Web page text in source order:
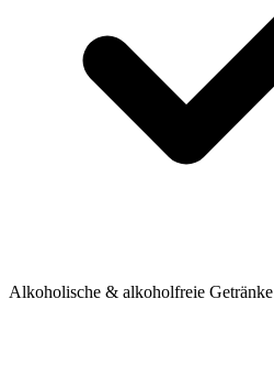
Alkoholische & alkoholfreie Getränke